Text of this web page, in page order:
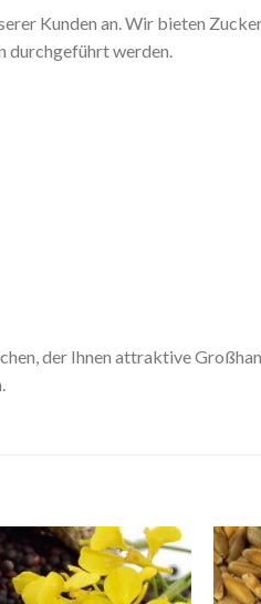
Kunden an. Wir bieten
durchgeführt werden.
der Ihnen attraktive